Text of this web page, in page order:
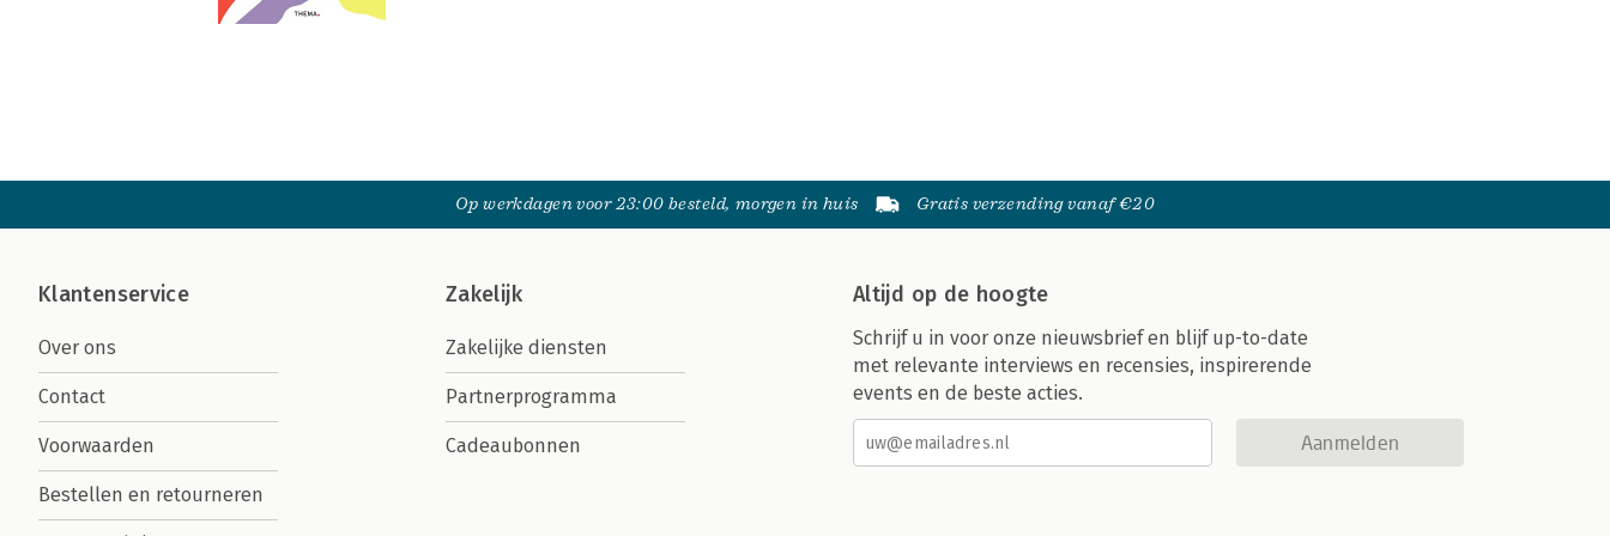
Op werkdagen voor 23:00 besteld, morgen in huis Gratis verzending vanaf €20
Klantenservice
Over ons
Contact
Voorwaarden
Bestellen en retourneren
Zakelijk
Zakelijke diensten
Partnerprogramma
Cadeaubonnen
Altijd op de hoogte
Schrijf u in voor onze nieuwsbrief en blijf up-to-date
met relevante interviews en recensies, inspirerende
events en de beste acties.
Aanmelden